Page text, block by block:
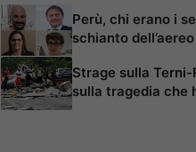
Perù, chi erano i
schianto
Strage sulla
sulla tragedia che